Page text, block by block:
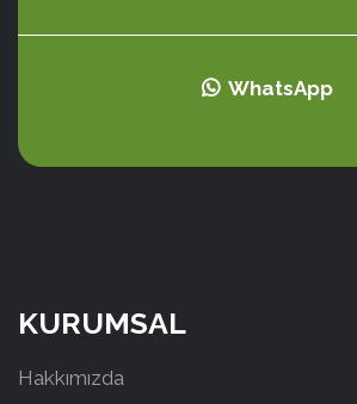
WhatsApp
KURUMSAL
Hakkımızda